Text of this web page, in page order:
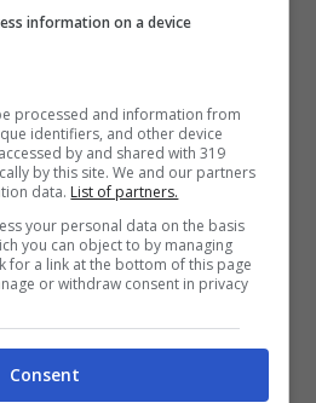
o che emettiamo noi
abbiamo utilizzato
del nostro
e fido lo percepisce come
è stato conservato
saturo di composti
il sensibile
abbiamo appena
information on a device
processed and information from
identifiers, and other device
by and shared with 319
by this site. We and our partners
data. List of partners.
your personal data on the basis
you can object to by managing
for a link at the bottom of this page
or withdraw consent in privacy
Consent